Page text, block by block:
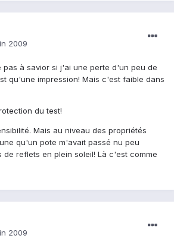
2009
pas à savior si j'ai une perte d'un peu de
qu'une impression! Mais c'est faible dans
du test!
Mais au niveau des propriétés
qu'un pote m'avait passé nu peu
de reflets en plein soleil! Là c'est comme
2009